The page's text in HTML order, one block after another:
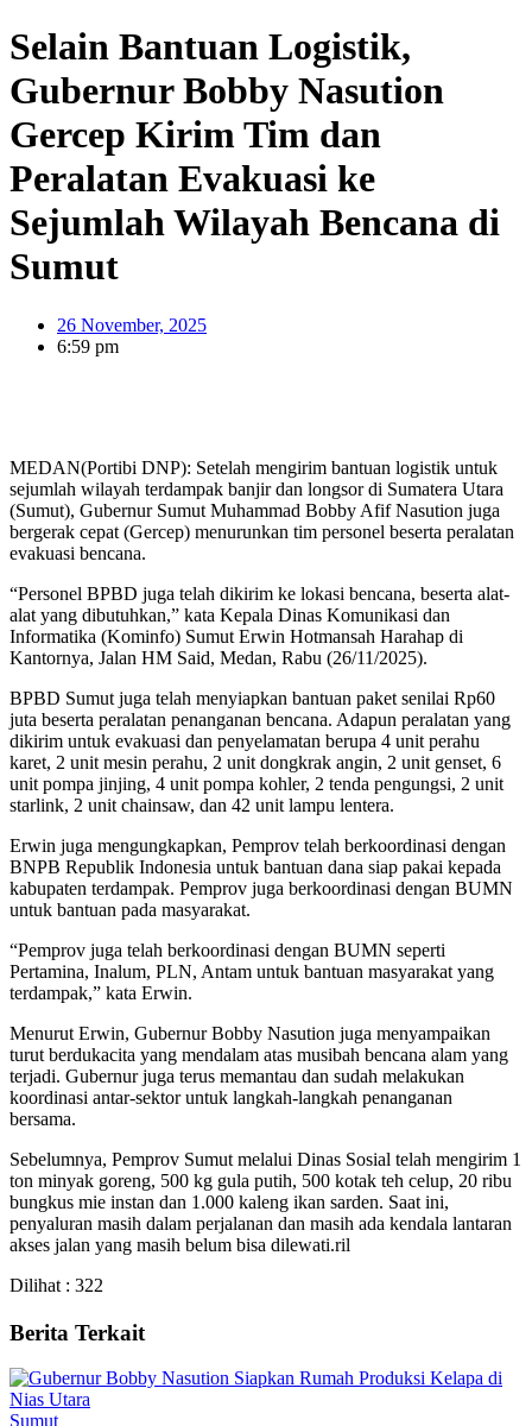
Selain Bantuan Logistik,
Gubernur Bobby Nasution
Gercep Kirim Tim dan
Peralatan Evakuasi ke
Sejumlah Wilayah Bencana di
Sumut
26 November, 2025
6:59 pm
MEDAN(Portibi DNP): Setelah mengirim bantuan logistik untuk
sejumlah wilayah terdampak banjir dan longsor di Sumatera Utara
(Sumut), Gubernur Sumut Muhammad Bobby Afif Nasution juga
bergerak cepat (Gercep) menurunkan tim personel beserta peralatan
evakuasi bencana.
“Personel BPBD juga telah dikirim ke lokasi bencana, beserta alat-
alat yang dibutuhkan,” kata Kepala Dinas Komunikasi dan
Informatika (Kominfo) Sumut Erwin Hotmansah Harahap di
Kantornya, Jalan HM Said, Medan, Rabu (26/11/2025).
BPBD Sumut juga telah menyiapkan bantuan paket senilai Rp60
juta beserta peralatan penanganan bencana. Adapun peralatan yang
dikirim untuk evakuasi dan penyelamatan berupa 4 unit perahu
karet, 2 unit mesin perahu, 2 unit dongkrak angin, 2 unit genset, 6
unit pompa jinjing, 4 unit pompa kohler, 2 tenda pengungsi, 2 unit
starlink, 2 unit chainsaw, dan 42 unit lampu lentera.
Erwin juga mengungkapkan, Pemprov telah berkoordinasi dengan
BNPB Republik Indonesia untuk bantuan dana siap pakai kepada
kabupaten terdampak. Pemprov juga berkoordinasi dengan BUMN
untuk bantuan pada masyarakat.
“Pemprov juga telah berkoordinasi dengan BUMN seperti
Pertamina, Inalum, PLN, Antam untuk bantuan masyarakat yang
terdampak,” kata Erwin.
Menurut Erwin, Gubernur Bobby Nasution juga menyampaikan
turut berdukacita yang mendalam atas musibah bencana alam yang
terjadi. Gubernur juga terus memantau dan sudah melakukan
koordinasi antar-sektor untuk langkah-langkah penanganan
bersama.
Sebelumnya, Pemprov Sumut melalui Dinas Sosial telah mengirim 1
ton minyak goreng, 500 kg gula putih, 500 kotak teh celup, 20 ribu
bungkus mie instan dan 1.000 kaleng ikan sarden. Saat ini,
penyaluran masih dalam perjalanan dan masih ada kendala lantaran
akses jalan yang masih belum bisa dilewati.ril
Dilihat : 322
Berita Terkait
Sumut